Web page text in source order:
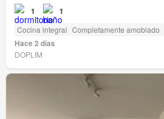
1 1
Cocina integral Completamente amoblado
Hace 2 días
DOPLIM